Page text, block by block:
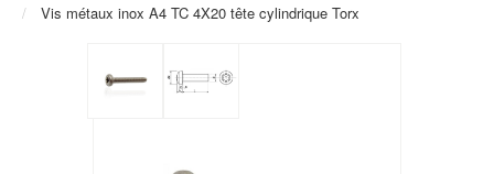
Vis métaux inox A4 TC 4X20 tête cylindrique Torx